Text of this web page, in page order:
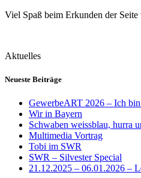
Viel Spaß beim Erkunden der Seite
Aktuelles
Neueste Beiträge
GewerbeART 2026 – Ich
Wir in Bayern
Schwaben weissblau, hurra
Multimedia Vortrag
Tobi im SWR
SWR – Silvester Special
21.12.2025 – 06.01.2026 –